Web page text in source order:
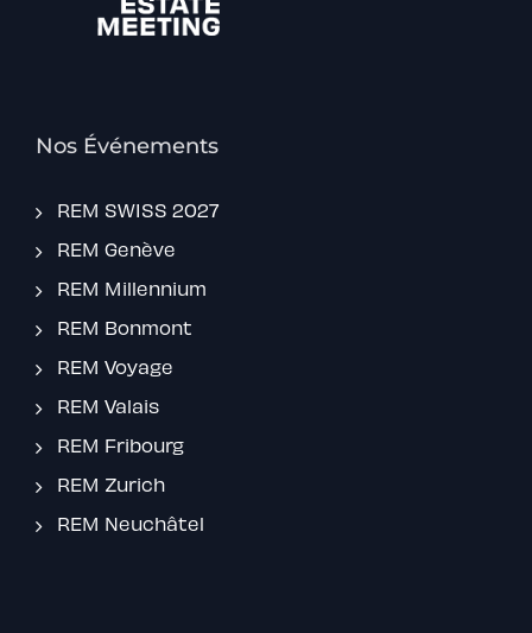
Nos Événements
REM SWISS 2027
REM Genève
REM Millennium
REM Bonmont
REM Voyage
REM Valais
REM Fribourg
REM Zurich
REM Neuchâtel